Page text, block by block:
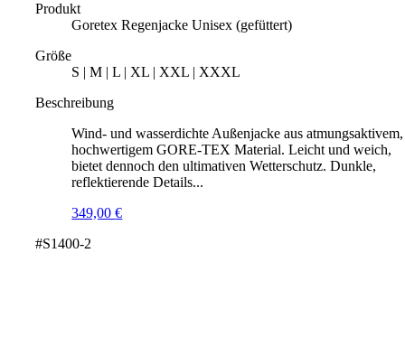
Produkt
Goretex Regenjacke Unisex (gefüttert)
Größe
S | M | L | XL | XXL | XXXL
Beschreibung
Wind- und wasserdichte Außenjacke aus atmungsaktivem,
hochwertigem GORE-TEX Material. Leicht und weich,
bietet dennoch den ultimativen Wetterschutz. Dunkle,
reflektierende Details...
349,00€
#S1400-2